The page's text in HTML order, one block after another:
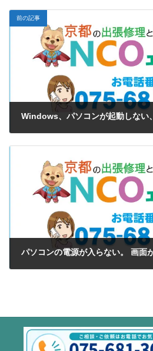
前の記事
パソコンの電源が入らない。 画面
プライバシーポ